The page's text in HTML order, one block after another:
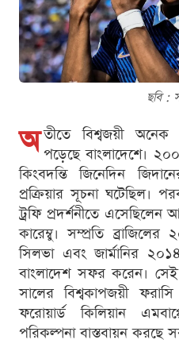
ছবি :
অ তীতে বিশ্বজয়ী
পড়েছে বাংলাদেশে।
কিংবদন্তি জিনেদিন
প্রক্রিয়ার সূচনা ঘটেছিল।
ট্রফি প্রদর্শনীতে এসেছিলেন
কারেম্বু। সম্প্রতি
সিলভা এবং জার্মানির
বাংলাদেশ সফর করেন।
সালের বিশ্বকাপজয়ী
ফরোয়ার্ড কিলিয়ান
পরিকল্পনা বাস্তবায়ন করছে